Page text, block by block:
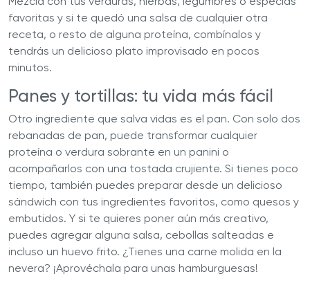
favoritas y si te quedó una salsa de cualquier otra
receta, o resto de alguna proteína, combínalos y
tendrás un delicioso plato improvisado en pocos
minutos.
Panes y tortillas: tu vida más fácil
Otro ingrediente que salva vidas es el pan. Con solo dos
rebanadas de pan, puede transformar cualquier
proteína o verdura sobrante en un panini o
acompañarlos con una tostada crujiente. Si tienes poco
tiempo, también puedes preparar desde un delicioso
sándwich con tus ingredientes favoritos, como quesos y
embutidos. Y si te quieres poner aún más creativo,
puedes agregar alguna salsa, cebollas salteadas e
incluso un huevo frito. ¿Tienes una carne molida en la
nevera? ¡Aprovéchala para unas hamburguesas!